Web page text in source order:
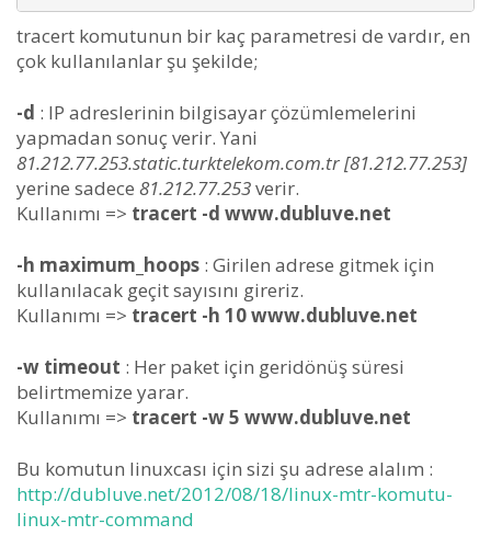
tracert komutunun bir kaç parametresi de vardır, en
çok kullanılanlar şu şekilde;
-d : IP adreslerinin bilgisayar çözümlemelerini
yapmadan sonuç verir. Yani
81.212.77.253.static.turktelekom.com.tr [81.212.77.253]
yerine sadece 81.212.77.253verir.
Kullanımı => tracert -d www.dubluve.net
-h maximum_hoops : Girilen adrese gitmek için
kullanılacak geçit sayısını gireriz.
Kullanımı => tracert -h 10 www.dubluve.net
-w timeout : Her paket için geridönüş süresi
belirtmemize yarar.
Kullanımı => tracert -w 5 www.dubluve.net
Bu komutun linuxcası için sizi şu adrese alalım :
http://dubluve.net/2012/08/18/linux-mtr-komutu-
linux-mtr-command